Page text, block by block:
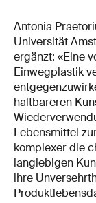
Antonia
Universität
ergänzt: «Eine
Einwegplastik
haltbareren
Lebensmittel
komplexer die
langlebigen
ihre